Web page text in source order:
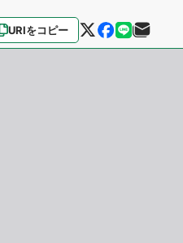
URIをコピー